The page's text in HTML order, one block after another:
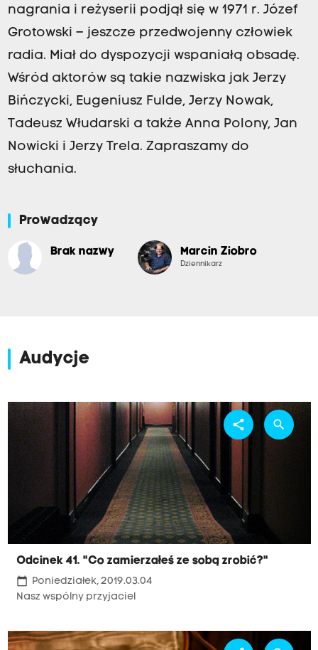
nagrania i reżyserii podjął się w 1971 r. Józef
Grotowski – jeszcze przedwojenny człowiek
radia. Miał do dyspozycji wspaniałą obsadę.
Wśród aktorów są takie nazwiska jak Jerzy
Bińczycki, Eugeniusz Fulde, Jerzy Nowak,
Tadeusz Włudarski a także Anna Polony, Jan
Nowicki i Jerzy Trela. Zapraszamy do
słuchania.
Prowadzący
Brak nazwy Marcin Ziobro
Dziennikarz
Audycje
Odcinek 41. "Co zamierzałeś ze sobą zrobić?"
calendar_today Poniedziałek, 2019.03.04
Nasz wspólny przyjaciel
share search